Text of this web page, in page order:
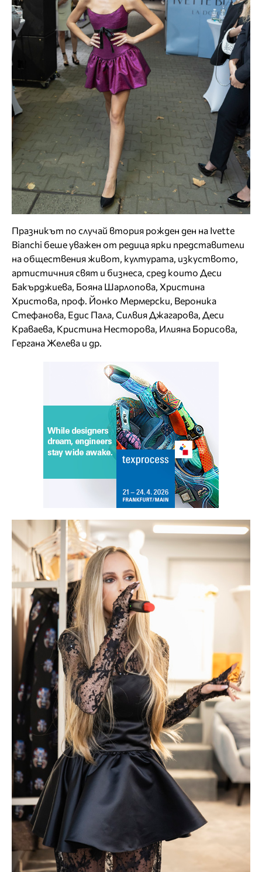
Празникът по случай втория рожден ден на Ivette
Bianchi беше уважен от редица ярки представители
на обществения живот, културата, изкуството,
артистичния свят и бизнеса, сред които Деси
Бакърджиева, Бояна Шарлопова, Христина
Христова, проф. Йонко Мермерски, Вероника
Стефанова, Едис Пала, Силвия Джагарова, Деси
Краваева, Кристина Несторова, Илияна Борисова,
Гергана Желева и др.